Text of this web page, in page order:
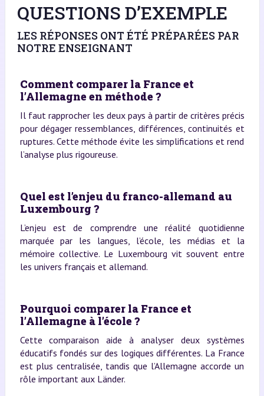
QUESTIONS D’EXEMPLE
LES RÉPONSES ONT ÉTÉ PRÉPARÉES PAR
NOTRE ENSEIGNANT
Comment comparer la France et
l’Allemagne en méthode ?
Il faut rapprocher les deux pays à partir de critères précis
pour dégager ressemblances, différences, continuités et
ruptures. Cette méthode évite les simplifications et rend
l’analyse plus rigoureuse.
Quel est l’enjeu du franco-allemand au
Luxembourg ?
L’enjeu est de comprendre une réalité quotidienne
marquée par les langues, l’école, les médias et la
mémoire collective. Le Luxembourg vit souvent entre
les univers français et allemand.
Pourquoi comparer la France et
l’Allemagne à l’école ?
Cette comparaison aide à analyser deux systèmes
éducatifs fondés sur des logiques différentes. La France
est plus centralisée, tandis que l’Allemagne accorde un
rôle important aux Länder.